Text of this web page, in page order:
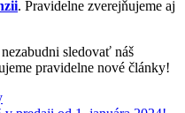
. Pravidelne zverejňujeme aj
sledovať náš
pravidelne nové články!